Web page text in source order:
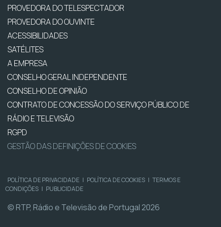
PROVEDORA DO TELESPECTADOR
PROVEDORA DO OUVINTE
ACESSIBILIDADES
SATÉLITES
A EMPRESA
CONSELHO GERAL INDEPENDENTE
CONSELHO DE OPINIÃO
CONTRATO DE CONCESSÃO DO SERVIÇO PÚBLICO DE
RÁDIO E TELEVISÃO
RGPD
GESTÃO DAS DEFINIÇÕES DE COOKIES
POLÍTICA DE PRIVACIDADE | POLÍTICA DE COOKIES | TERMOS E
CONDIÇÕES | PUBLICIDADE
© RTP, Rádio e Televisão de Portugal 2026